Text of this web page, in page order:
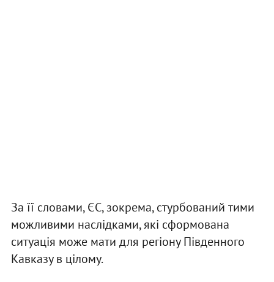
За її словами, ЄС, зокрема, стурбований тими
можливими наслідками, які сформована
ситуація може мати для регіону Південного
Кавказу в цілому.